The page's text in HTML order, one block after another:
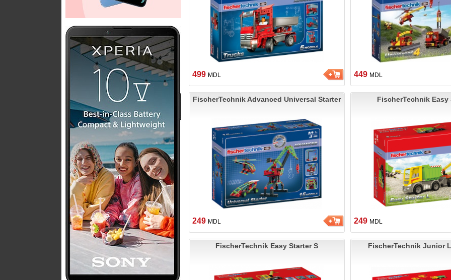
499 MDL 449 MDL
FischerTechnik Advanced Universal Starter
249 MDL
FischerTechnik Easy
249 MDL
FischerTechnik Easy Starter S FischerTechnik Junior